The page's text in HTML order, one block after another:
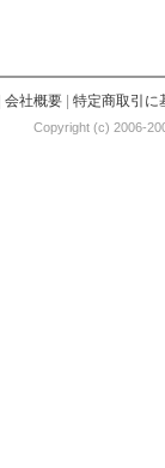
会社概要| 特定商取引に
Copyright (c) 2006-